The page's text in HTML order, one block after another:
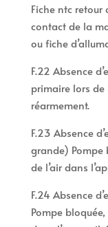
Fiche ntc retour
contact de la
ou fiche
F.22 Absence
primaire lors de
réarmement.
F.23 Absence
grande) Pompe
de l’air dans
F.24 Absence
Pompe